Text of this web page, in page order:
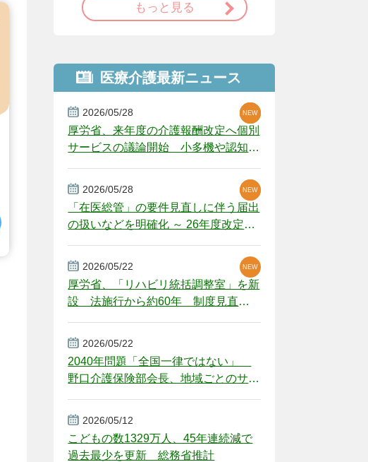
もっと見る
医療介護最新ニュース
2026/05/28
厚労省、来年度の介護報酬改定へ個別
サービスの議論開始 小多機や認知症
NEW
NEW
NEW
2026/05/28
「在医総管」の要件見直しに伴う届出
の扱いなどを明確化 ～ 26年度改定疑
NEW
NEW
2026/05/22
厚労省、「リハビリ統括調整室」を新
設 法施行から約60年 制度見直し
NEW
2026/05/22
2040年問題「全国一律ではない」
野口介護保険部会長、地域ごとのサー
2026/05/12
こどもの数1329万人、45年連続減で
過去最少を更新 総務省推計